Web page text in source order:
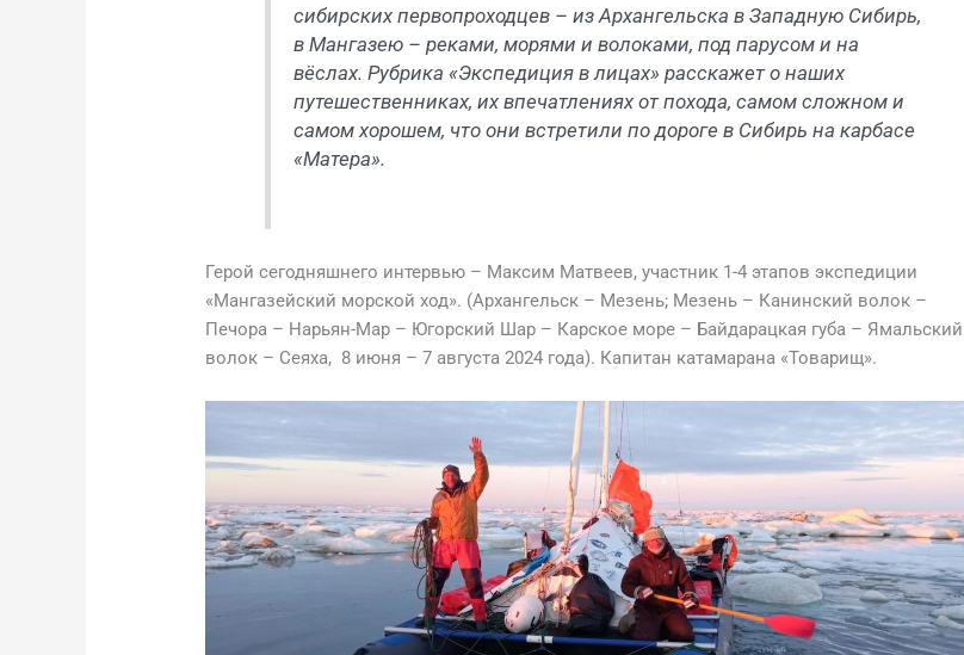
сибирских первопроходцев – из Архангельска в Западную Сибирь,
в Мангазею – реками, морями и волоками, под парусом и на
вёслах. Рубрика «Экспедиция в лицах» расскажет о наших
путешественниках, их впечатлениях от похода, самом сложном и
самом хорошем, что они встретили по дороге в Сибирь на карбасе
«Матера».
Герой сегодняшнего интервью – Максим Матвеев, участник 1-4 этапов экспедиции
«Мангазейский морской ход». (Архангельск – Мезень; Мезень – Канинский волок –
Печора – Нарьян-Мар – Югорский Шар – Карское море – Байдарацкая губа – Ямальский
волок – Сеяха, 8 июня – 7 августа 2024 года). Капитан катамарана «Товарищ».